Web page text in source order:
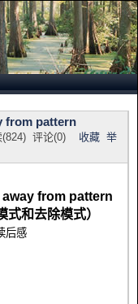
from pattern
(824) 评论(0) 收藏 举
from pattern
式和去除模式）
后感